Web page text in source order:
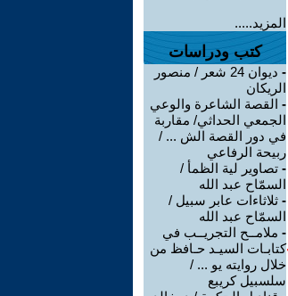
المزيد.....
كتب ودراسات
-
ديوان 24 شعر / منصور
الريكان
- القصة الشاعرة والوعي
الجمعي الحداثي/ مقاربة
في دور القصة الش ... /
ربيحة الرفاعي
- تصاوير لية الظمأ /
السمّاح عبد الله
- ثلاثاءات عابر سبيل /
السمّاح عبد الله
- ملامــح التجريــب في
كتابـات السيـد حـافظ من
خلال روايته يو ... /
سلسبيل كريبع